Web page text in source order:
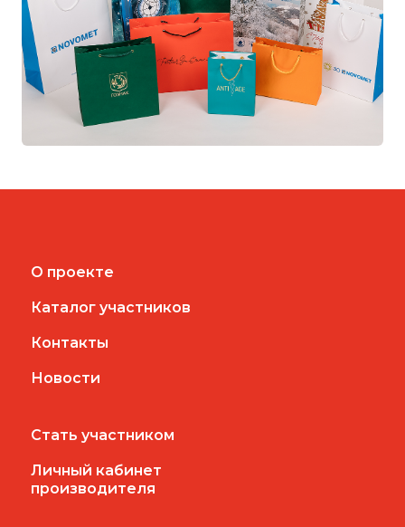
О проекте
Каталог участников
Контакты
Новости
Стать участником
Личный кабинет
производителя